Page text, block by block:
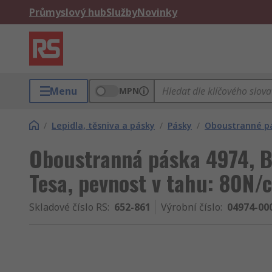
Průmyslový hubSlužbyNovinky
Menu MPN
/ Lepidla, těsniva a pásky / Pásky / Oboustranné
Oboustranná páska
Tesa, pevnost v tahu:
Skladové číslo RS: 652-861 Výrobní číslo: 04974-